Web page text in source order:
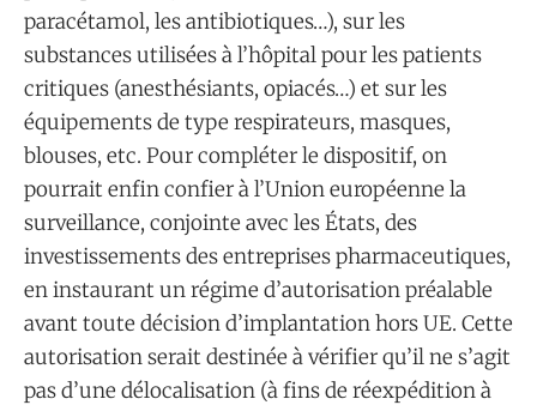
paracétamol, les antibiotiques…), sur les
substances utilisées à l’hôpital pour les patients
critiques (anesthésiants, opiacés…) et sur les
équipements de type respirateurs, masques,
blouses, etc. Pour compléter le dispositif, on
pourrait enfin confier à l’Union européenne la
surveillance, conjointe avec les États, des
investissements des entreprises pharmaceutiques,
en instaurant un régime d’autorisation préalable
avant toute décision d’implantation hors UE. Cette
autorisation serait destinée à vérifier qu’il ne s’agit
pas d’une délocalisation (à fins de réexpédition à